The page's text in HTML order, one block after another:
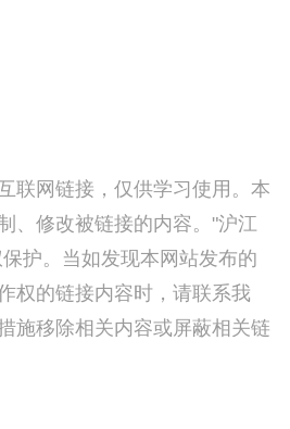
联网链接，仅供学习使用。本
、修改被链接的内容。"沪江
护。当如发现本网站发布的
权的链接内容时，请联系我
施移除相关内容或屏蔽相关链